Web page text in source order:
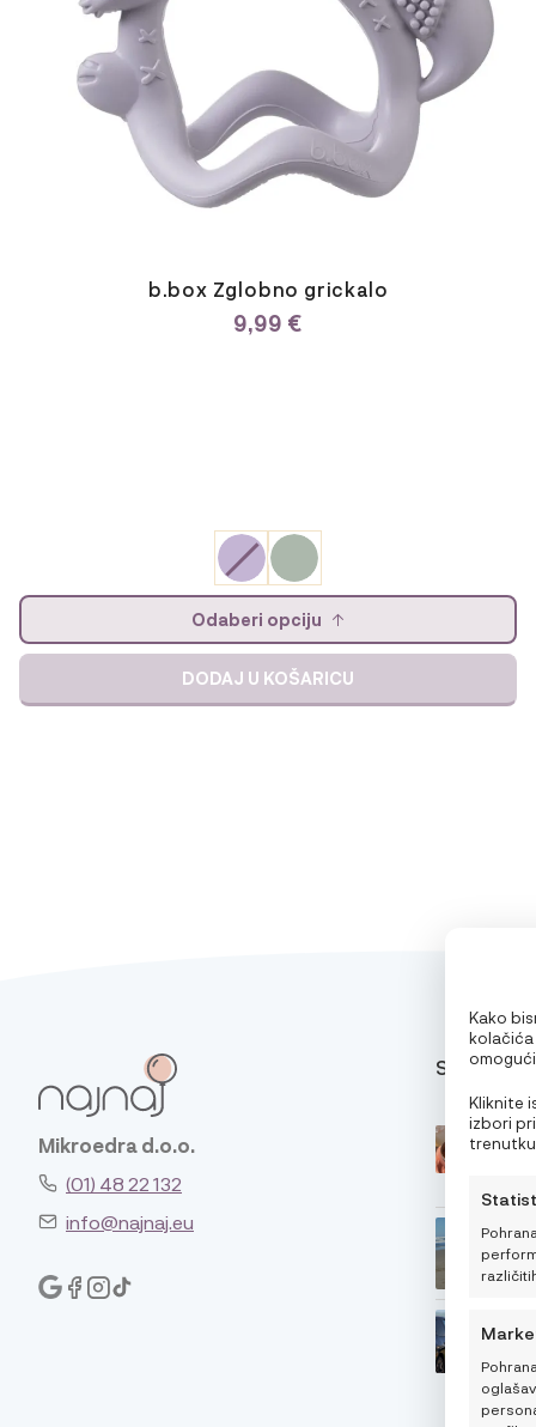
Kako
kolačića
oglase.
Kliknite
izbori
b.box Zglobno grickalo
9,99 €
proizvoda
Odaberi opciju
DODAJ U KOŠARICU
Mikroedra d.o.o.
(01) 48 22 132
info@najnaj.eu
SAVJETI